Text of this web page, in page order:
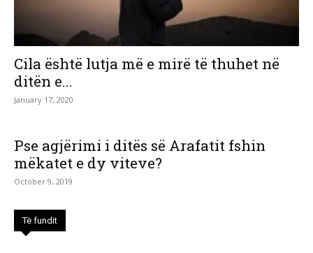
Cila është lutja më e mirë të thuhet në
ditën e...
January 17, 2020
Pse agjërimi i ditës së Arafatit fshin
mëkatet e dy viteve?
October 9, 2019
Të fundit